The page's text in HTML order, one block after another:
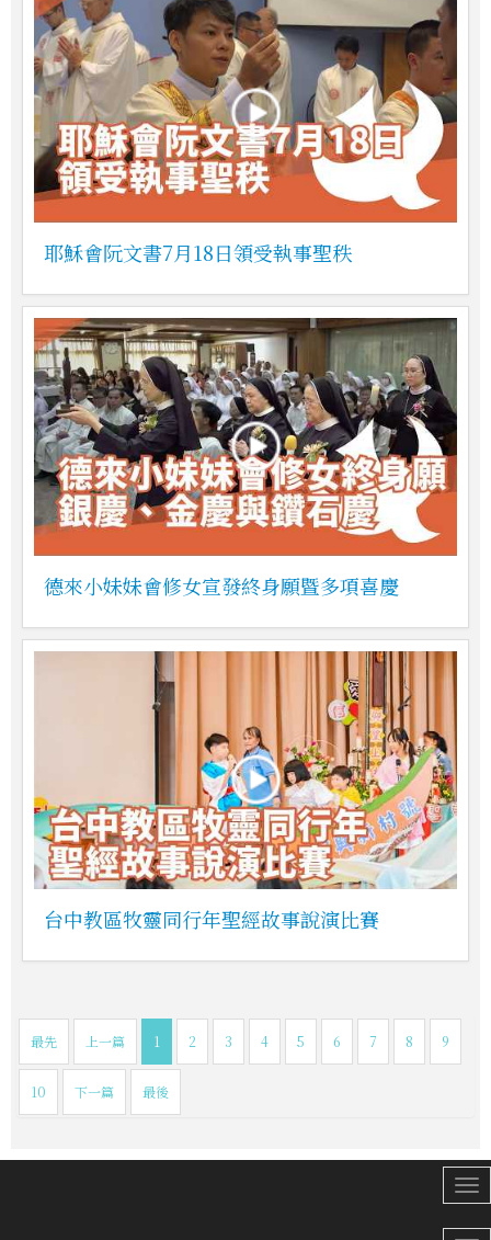
耶穌會阮文書7月18日領受執事聖秩
德來小妹妹會修女宣發終身願暨多項喜慶
台中教區牧靈同行年聖經故事說演比賽
最先 上一篇 1 2 3 4 5 6 7 8 9
10 下一篇 最後